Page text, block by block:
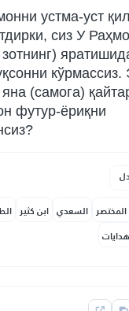
устма-уст
сиз У
кўрмассиз.
яна (самога)
футур-ёриқни
المختصر السعدي ابن كثير
هدايات